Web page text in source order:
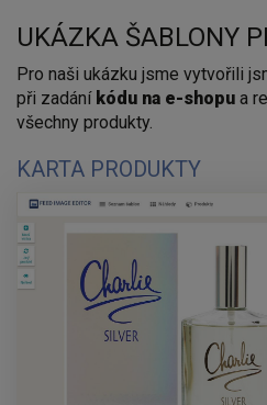
UKÁZKA ŠABLONY
Pro naši ukázku jsme vytvořili
při zadání kódu na e-shopu a
všechny produkty.
KARTA PRODUKTY